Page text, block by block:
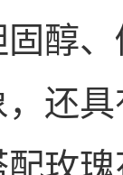
醇
还
玫